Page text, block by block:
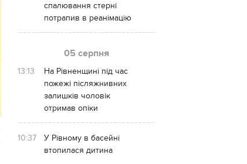
спалювання стерні
потрапив в реанімацію
05 серпня
13:13
На Рівненщині під час
пожежі післяжнивних
залишків чоловік
отримав опіки
10:37
У Рівному в басейні
втопилася дитина